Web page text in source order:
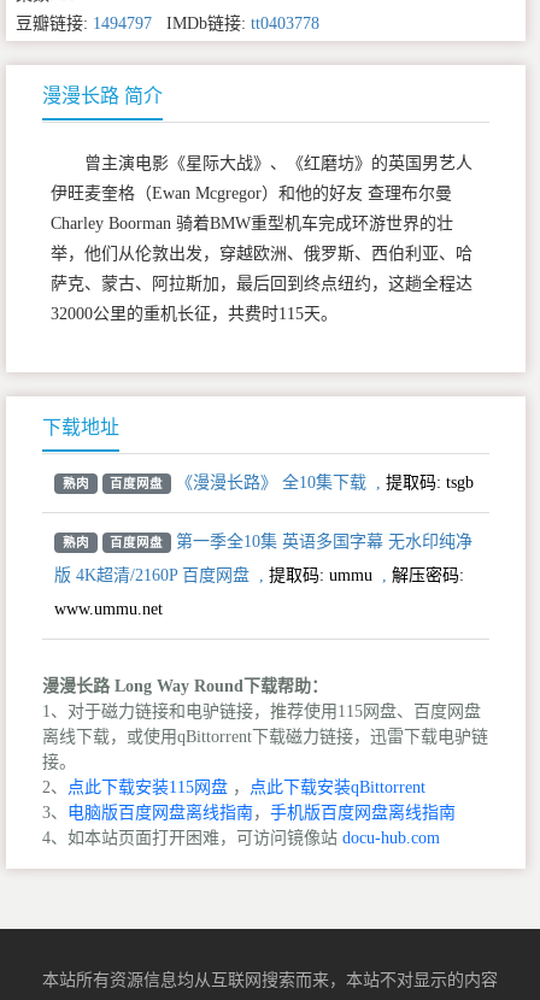
豆瓣链接: 1494797 IMDb链接: tt0403778
漫漫长路 简介
曾主演电影《星际大战》、《红磨坊》的英国男艺人
伊旺麦奎格（Ewan Mcgregor）和他的好友 查理布尔曼
Charley Boorman 骑着BMW重型机车完成环游世界的壮
举，他们从伦敦出发，穿越欧洲、俄罗斯、西伯利亚、哈
萨克、蒙古、阿拉斯加，最后回到终点纽约，这趟全程达
32000公里的重机长征，共费时115天。
下载地址
熟肉 百度网盘 《漫漫长路》 全10集下载 提取码:tsgb
熟肉 百度网盘
第一季全10集 英语多国字幕 无水印纯净
版 4K超清/2160P 百度网盘
提取码: ummu
解压密码:
www.ummu.net
漫漫长路 Long Way Round下载帮助：
1、对于磁力链接和电驴链接，推荐使用115网盘、百度网盘
离线下载，或使用qBittorrent下载磁力链接，迅雷下载电驴链
接。
2、
点此下载安装115网盘 ，
点此下载安装qBittorrent
3、 电脑版百度网盘离线指南， 手机版百度网盘离线指南
4、如本站页面打开困难，可访问镜像站 docu-hub.com
本站所有资源信息均从互联网搜索而来，本站不对显示的内容